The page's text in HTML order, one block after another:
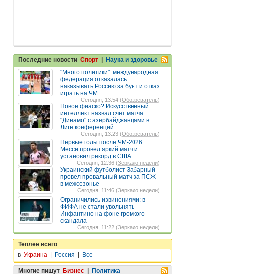
Последние новости Спорт
Наука и здоровье
"Много политики": международная
федерация отказалась
наказывать Россию за бунт и отказ
играть на ЧМ
Сегодня, 13:54 (Обозреватель)
Новое фиаско? Искусственный
интеллект назвал счет матча
"Динамо" с азербайджанцами в
Лиге конференций
Сегодня, 13:23 (Обозреватель)
Первые голы после ЧМ-2026:
Месси провел яркий матч и
установил рекорд в США
Сегодня, 12:36 (Зеркало недели)
Украинский футболист Забарный
провел провальный матч за ПСЖ
в межсезонье
Сегодня, 11:46 (Зеркало недели)
Ограничились извинениями: в
ФИФА не стали увольнять
Инфантино на фоне громкого
скандала
Сегодня, 11:22 (Зеркало недели)
Теплее всего
в Украина Россия Все
Многие пишут Бизнес Политика